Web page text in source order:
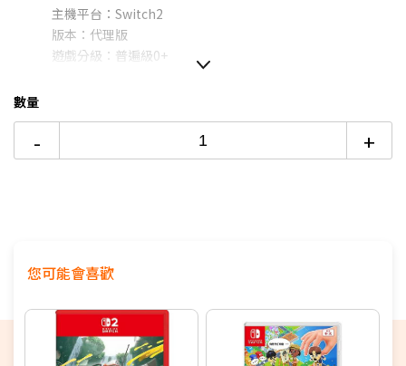
12期
24期
Switch OLED 與 Switch主機規格比較→點我看達人教你買
主機平台：Switch2
版本：代理版
遊戲分級：普遍級0+
遊戲人數：1
數量
- +
您可能會喜歡